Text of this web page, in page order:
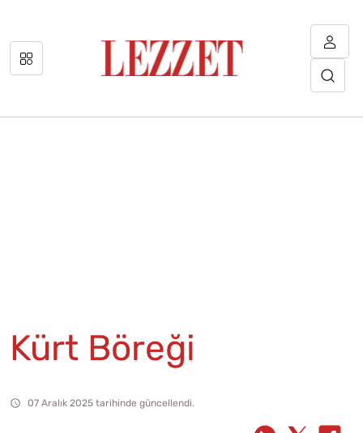
Kürt Böreği
07 Aralık 2025 tarihinde güncellendi.